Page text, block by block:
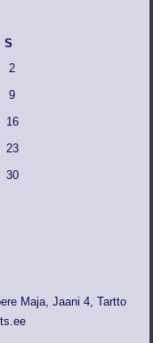
S
2
9
16
23
30
Maja, Jaani 4, Tartto